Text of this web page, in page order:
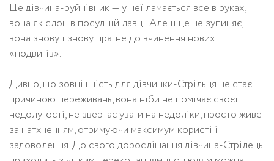
Це дівчина-руйнівник — у неї ламається все в руках,
вона як слон в посудній лавці. Але її це не зупиняє,
вона знову і знову прагне до вчинення нових
«подвигів».
Дивно, що зовнішність для дівчинки-Стрільця не стає
причиною переживань, вона ніби не помічає своєї
недолугості, не звертає уваги на недоліки, просто живе
за натхненням, отримуючи максимум користі і
задоволення. До свого дорослішання дівчина-Стрілець